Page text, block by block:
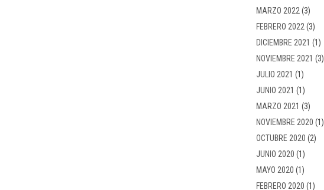
MARZO 2022 (3)
FEBRERO 2022 (3)
DICIEMBRE 2021 (1)
NOVIEMBRE 2021 (3)
JULIO 2021 (1)
JUNIO 2021 (1)
MARZO 2021 (3)
NOVIEMBRE 2020 (1)
OCTUBRE 2020 (2)
JUNIO 2020 (1)
MAYO 2020 (1)
FEBRERO 2020 (1)